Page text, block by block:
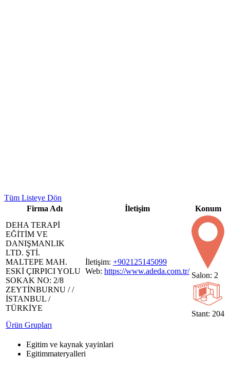
Tüm Listeye Dön
Firma Adı
İletişim
Konum
DEHA TERAPİ
EĞİTİM VE
DANIŞMANLIK
LTD. ŞTİ.
MALTEPE MAH.
ESKİ ÇIRPICI YOLU
SOKAK NO: 2/8
ZEYTİNBURNU / /
İSTANBUL /
TÜRKİYE
İletişim: +902125145099
Web: https://www.adeda.com.tr/ Salon: 2
Stant: 204
Ürün Grupları
Egitim ve kaynak yayinlari
Egitimmateryalleri